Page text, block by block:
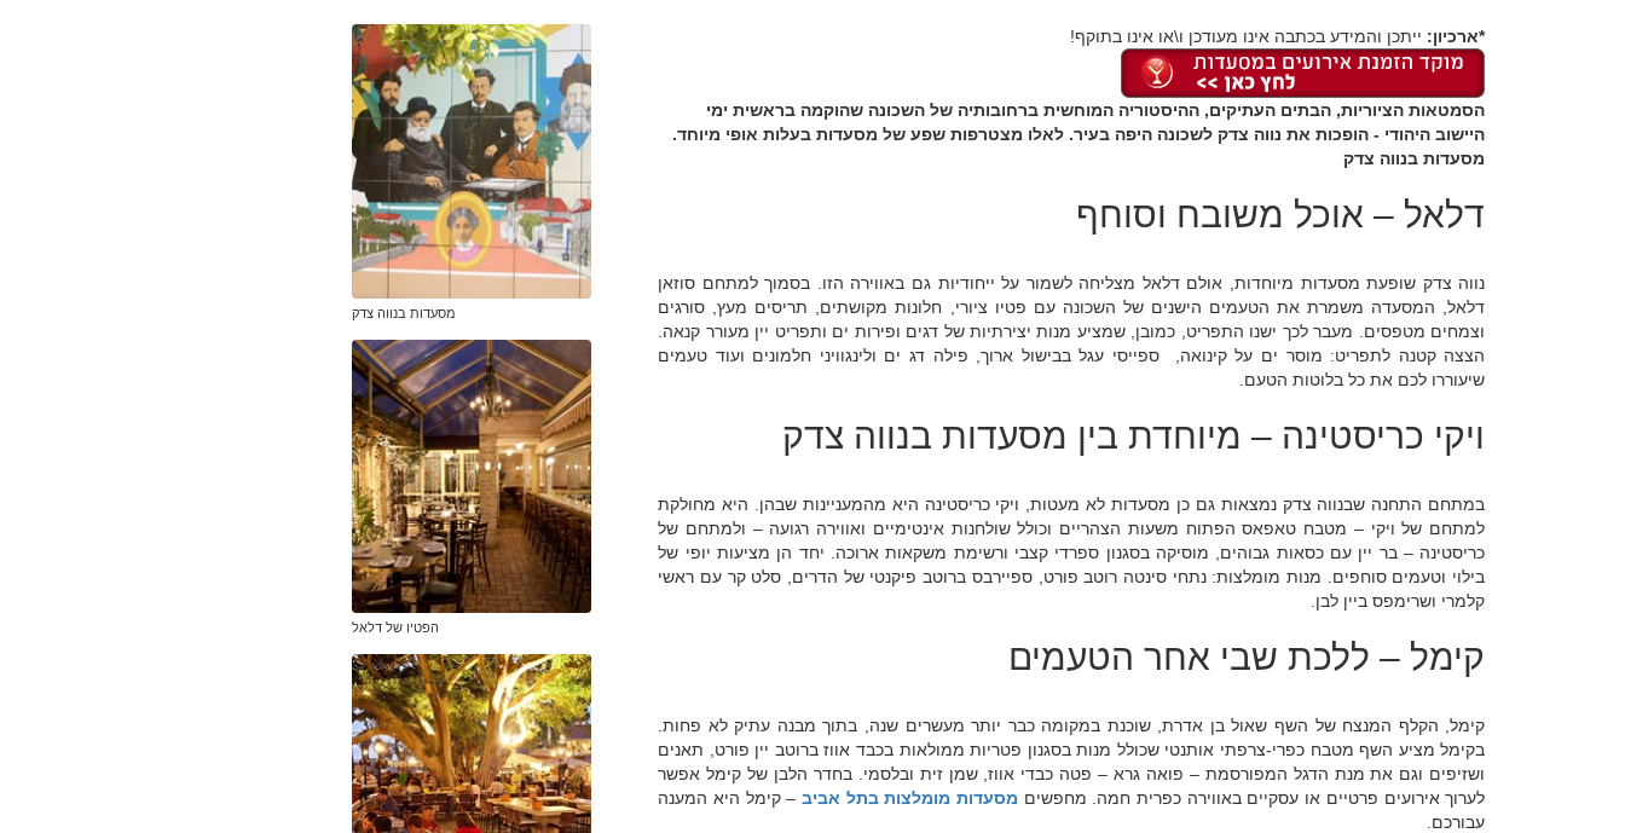
*ארכיון: ייתכן והמידע בכתבה אינו מעודכן ו\או אינו בתוקף!
הסמטאות הציוריות, הבתים העתיקים, ההיסטוריה המוחשית ברחובותיה של השכונה שהוקמה בראשית ימי
היישוב היהודי - הופכות את נווה צדק לשכונה היפה בעיר. לאלו מצטרפות שפע של מסעדות בעלות אופי מיוחד.
מסעדות בנווה צדק
דלאל – אוכל משובח וסוחף
נווה צדק שופעת מסעדות מיוחדות, אולם דלאל מצליחה לשמור על ייחודיות גם באווירה הזו. בסמוך למתחם סוזאן
דלאל, המסעדה משמרת את הטעמים הישנים של השכונה עם פטיו ציורי, חלונות מקושתים, תריסים מעץ, סורגים
וצמחים מטפסים. מעבר לכך ישנו התפריט, כמובן, שמציע מנות יצירתיות של דגים ופירות ים ותפריט יין מעורר קנאה.
הצצה קטנה לתפריט: מוסר ים על קינואה, ספייסי עגל בבישול ארוך, פילה דג ים ולינגוויני חלמונים ועוד טעמים
שיעוררו לכם את כל בלוטות הטעם.
ויקי כריסטינה – מיוחדת בין מסעדות בנווה צדק
במתחם התחנה שבנווה צדק נמצאות גם כן מסעדות לא מעטות, ויקי כריסטינה היא מהמעניינות שבהן. היא מחולקת
למתחם של ויקי – מטבח טאפאס הפתוח משעות הצהריים וכולל שולחנות אינטימיים ואווירה רגועה – ולמתחם של
כריסטינה – בר יין עם כסאות גבוהים, מוסיקה בסגנון ספרדי קצבי ורשימת משקאות ארוכה. יחד הן מציעות יופי של
בילוי וטעמים סוחפים. מנות מומלצות: נתחי סינטה רוטב פורט, ספיירבס ברוטב פיקנטי של הדרים, סלט קר עם ראשי
קלמרי ושרימפס ביין לבן.
קימל – ללכת שבי אחר הטעמים
קימל, הקלף המנצח של השף שאול בן אדרת, שוכנת במקומה כבר יותר מעשרים שנה, בתוך מבנה עתיק לא פחות.
בקימל מציע השף מטבח כפרי-צרפתי אותנטי שכולל מנות בסגנון פטריות ממולאות בכבד אווז ברוטב יין פורט, תאנים
ושזיפים וגם את מנת הדגל המפורסמת – פואה גרא – פטה כבדי אווז, שמן זית ובלסמי. בחדר הלבן של קימל אפשר
לערוך אירועים פרטיים או עסקיים באווירה כפרית חמה. מחפשים מסעדות מומלצות בתל אביב – קימל היא המענה
עבורכם.
מסעדות בנווה צדק
הפטיו של דלאל